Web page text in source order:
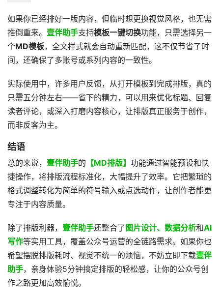
如果你已经排好一版内容，但临时想更换视觉风格，也无需
推倒重来。 壹伴助手支持模板一键切换功能，只需选择另一
个MD模板，全文样式就会自动重新匹配，这不仅节省了时
间，还确保了多账号或系列内容的一致性。
实际使用中，许多用户反馈，从打开模板到完成排版，真的
只需五分钟左右——省下的精力，可以用来优化标题、回复
读者评论，或深入打磨内容核心，让排版真正服务于创作，
而非反客为主。
结语
总的来说， 壹伴助手的 【MD排版】 功能通过智能预设和快
捷操作，将排版流程标准化，大幅提升了效率。它把繁琐的
格式调整转化为简单的符号输入或点选动作，让创作者能更
专注于内容质量。
除了排版利器， 壹伴助手还整合了 图片设计、数据分析和AI
写作等实用工具，覆盖公众号运营的全链路需求。如果你也
希望摆脱排版耗时、视觉不统一的烦恼，不妨立即下载壹伴
助手，亲身体验5分钟搞定排版的轻松感，让你的公众号创
作之路更加高效愉悦。